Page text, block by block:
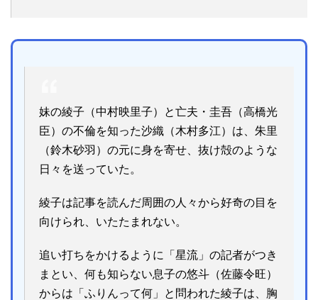
妹の綾子（中村映里子）と亡夫・圭吾（高橋光
臣）の不倫を知った沙織（木村多江）は、朱里
（鈴木砂羽）の元に身を寄せ、抜け殻のような
日々を送っていた。
綾子は記事を読んだ周囲の人々から好奇の目を
向けられ、いたたまれない。
追い打ちをかけるように「星流」の記者がつき
まとい、何も知らない息子の悠斗（佐藤令旺）
からは「ふりんって何」と問われた綾子は、胸